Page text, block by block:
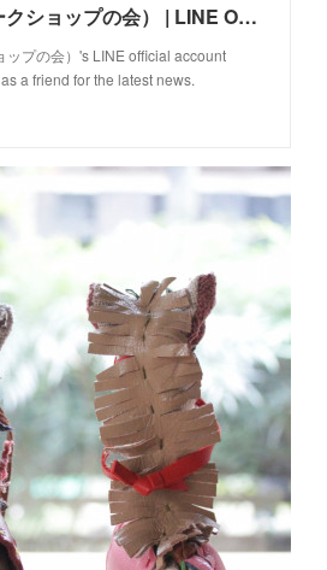
Shokuの店（ワークショップの会） | LINE Official Account
ップの会）'s LINE official account
a friend for the latest news.